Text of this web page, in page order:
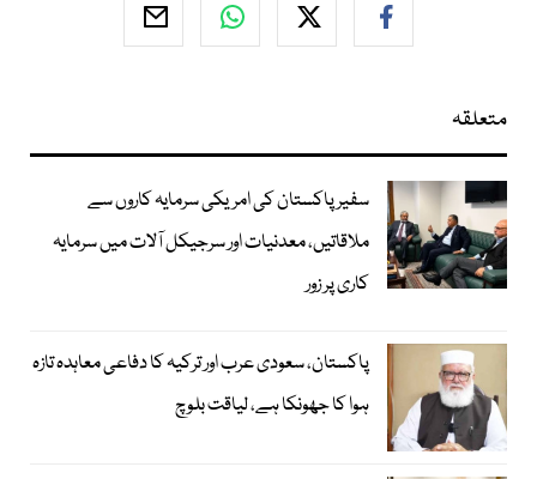
متعلقہ
سفیر پاکستان کی امریکی سرمایہ کاروں سے
ملاقاتیں، معدنیات اور سرجیکل آلات میں سرمایہ
کاری پر زور
پاکستان، سعودی عرب اور ترکیہ کا دفاعی معاہدہ تازہ
ہوا کا جھونکا ہے، لیاقت بلوچ